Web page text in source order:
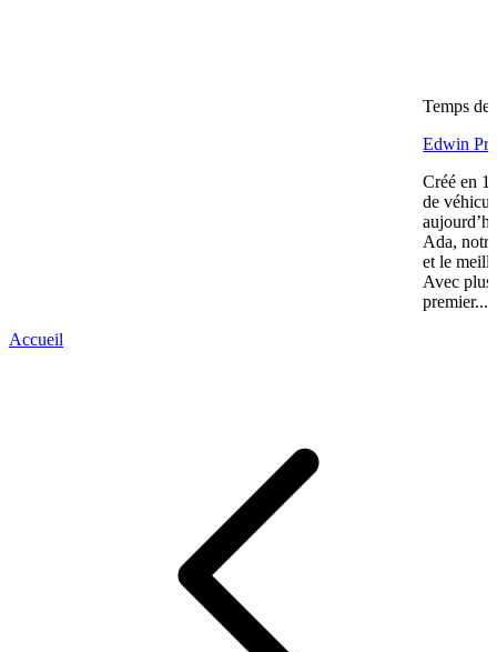
Temps de
Edwin
Créé en
de
Ada,
et le
Avec plus
premier...
Accueil